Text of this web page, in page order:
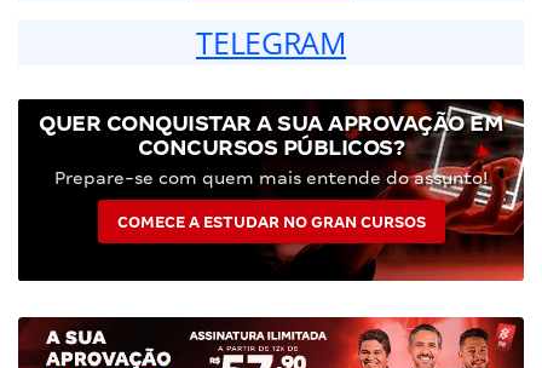
TELEGRAM
QUER CONQUISTAR A SUA APROVAÇÃO EM
CONCURSOS PÚBLICOS?
Prepare-se com quem mais entende do assunto!
COMECE A ESTUDAR NO GRAN CURSOS